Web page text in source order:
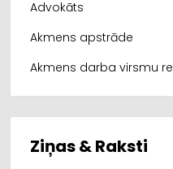
Advokāts
Akmens apstrāde
Akmens darba virsmu
Ziņas & Raksti